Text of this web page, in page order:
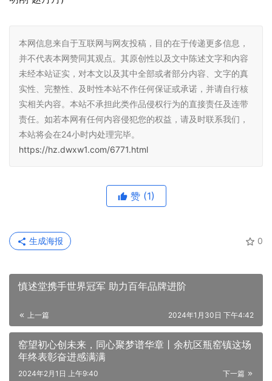
本网信息来自于互联网与网友投稿，目的在于传递更多信息，
并不代表本网赞同其观点。其原创性以及文中陈述文字和内容
未经本站证实，对本文以及其中全部或者部分内容、文字的真
实性、完整性、及时性本站不作任何保证或承诺，并请自行核
实相关内容。本站不承担此类作品侵权行为的直接责任及连带
责任。如若本网有任何内容侵犯您的权益，请及时联系我们，
本站将会在24小时内处理完毕。
https://hz.dwxw1.com/6771.html
赞 (1)
0
生成海报
慎述堂携手世界冠军 助力百年品牌进阶
上一篇 2024年1月30日 下午4:42
窑望初心创未来，同心聚梦谱华章丨余杭区瓶窑镇这场
年终表彰奋进感满满
下一篇
2024年2月1日 上午9:40